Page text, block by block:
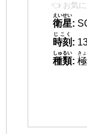
👈 お気に
衛星
えいせい
:
時刻
じこく
:
種類
しゅるい
:
き